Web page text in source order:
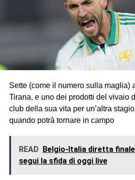
Sette (come il numero sulla maglia)
Tirana, e uno dei prodotti del vivaio
club della sua vita per un’altra
quando potrà tornare in campo
READ Belgio-Italia diretta
segui la sfida di oggi live